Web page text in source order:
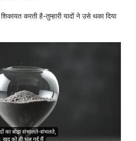
करती है-तुम्हारी यादों ने उसे थका दिया